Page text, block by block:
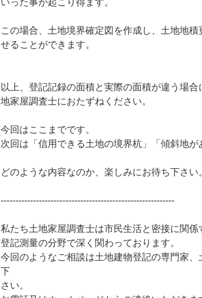
いった事が起こり得ます。
この場合、土地境界確定図を作成し、土地地
せることができます。
以上、登記記録の面積と実際の面積が違う場
地家屋調査士におたずねください。
今回はここまでです。
次回は「信用できる土地の境界杭」「傾斜地
どのような内容なのか、楽しみにお待ち下さい
-----------------------------------------------------------
私たち土地家屋調査士は市民生活と密接に関係
登記測量の分野で深く関わっております。
今回のようなご相談は土地建物登記の専門家、
下
さい。